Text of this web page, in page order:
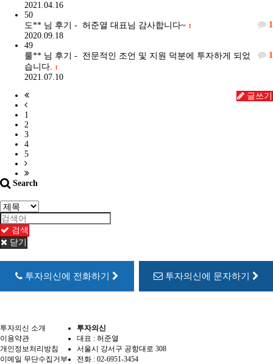
2021.04.16
50
1
도** 님 후기 - 허준열 대표님 감사합니다~ 1
2020.09.18
49
1
룰** 님 후기 - 전문적인 조언 및 지원 덕분에 투자하게 되었
습니다. 1
2021.07.10
글쓰기
1
2
3
4
5
Search
검색
닫기
투자의신에 전화하기 투자의신에 문자하기
투자의신 소개
이용약관
개인정보처리방침
이메일 무단수집거부
투자의신
대표 : 허준열
서울시 강서구 공항대로 308
전화 : 02-6951-3454